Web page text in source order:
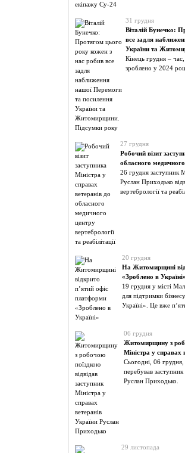
31 грудня
Віталій Бунечко:
все задля
України та
Кінець грудня –
зроблено у 2024
27 грудня
Робочий візит
обласного медичного
26 грудня заступник
Руслан Приходько
вертебрології та
20 грудня
На Житомирщині
«Зроблено в Україні»
19 грудня у місті
для підтримки
Україні». Це вже
06 грудня
Житомирщину з
Міністра у справах
Сьогодні, 06
перебував
Руслан Приходько.
29 листопада